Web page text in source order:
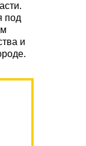
под
и